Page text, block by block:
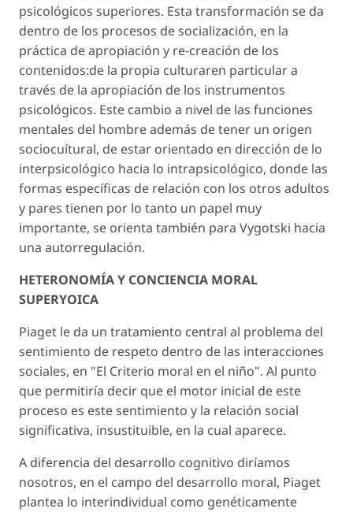
psicológicos superiores. Esta transformación se da
dentro de los procesos de socialización, en la
práctica de apropiación y re-creación de los
contenidos:de la propia culturaren particular a
través de la apropiación de los instrumentos
psicológicos. Este cambio a nivel de las funciones
mentales del hombre además de tener un origen
sociocuítural, de estar orientado en dirección de lo
interpsicológico hacia lo intrapsicológico, donde las
formas específicas de relación con los otros adultos
y pares tienen por lo tanto un papel muy
importante, se orienta también para Vygotski hacia
una autorregulación.
HETERONOMÍA Y CONCIENCIA MORAL
SUPERYOICA
Piaget le da un tratamiento central al problema del
sentimiento de respeto dentro de las interacciones
sociales, en "El Criterio moral en el niño". Al punto
que permitiría decir que el motor inicial de este
proceso es este sentimiento y la relación social
significativa, insustituible, en la cual aparece.
A diferencia del desarrollo cognitivo diríamos
nosotros, en el campo del desarrollo moral, Piaget
plantea lo interindividual como genéticamente